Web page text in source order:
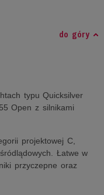
do góry
typu Quicksilver
Open z silnikami
projektowej C,
Łatwe w
przyczepne oraz